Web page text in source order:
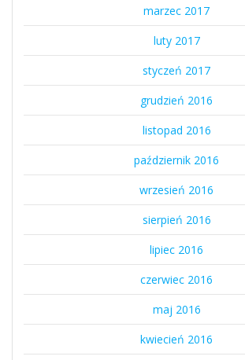
marzec 2017
luty 2017
styczeń 2017
grudzień 2016
listopad 2016
październik 2016
wrzesień 2016
sierpień 2016
lipiec 2016
czerwiec 2016
maj 2016
kwiecień 2016